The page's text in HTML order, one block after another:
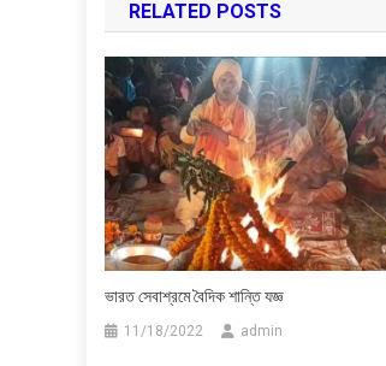
RELATED POSTS
ভারত সেবাশ্রমে বৈদিক শান্তি যজ্ঞ
11/18/2022 admin